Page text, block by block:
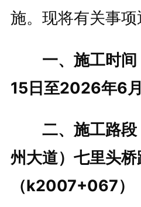
施。现将有关事
一、施工时间
15日至2026年6月
二、施工路段
州大道）七里头桥
（k2007+067）